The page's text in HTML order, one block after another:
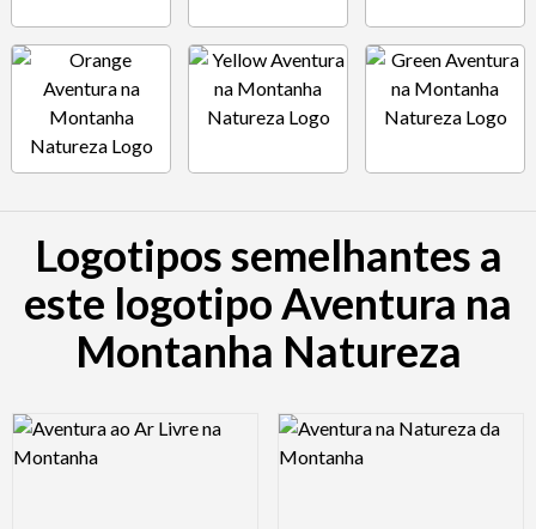
Logotipos semelhantes a
este logotipo Aventura na
Montanha Natureza
Logo Preview Image Logo Preview Image